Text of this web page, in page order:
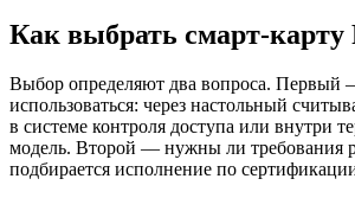
Как выбрать смарт-карту
Выбор определяют два вопроса. Первый
использоваться: через настольный
в системе контроля доступа или внутри
модель. Второй — нужны ли требования
подбирается исполнение по